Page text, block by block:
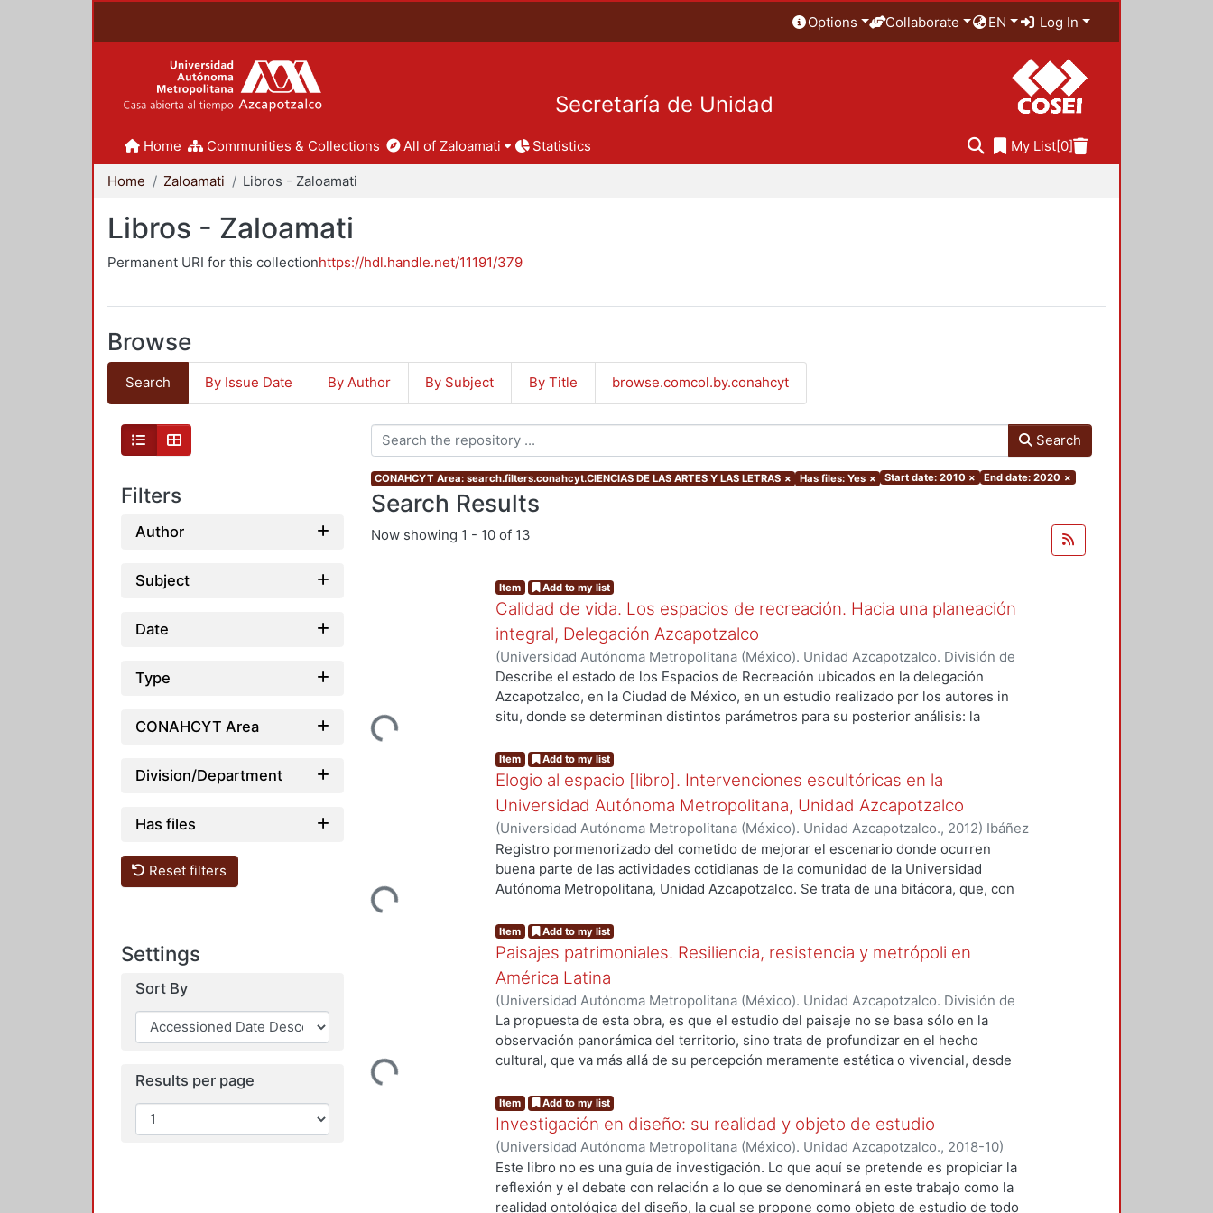
Options Collaborate EN Log In
Secretaría de Unidad
Home Communities & Collections All of Zaloamati Statistics My List[0]
Home Zaloamati Libros - Zaloamati
Libros - Zaloamati
Permanent URI for this collectionhttps://hdl.handle.net/11191/379
Browse
Search By Issue Date By Author By Subject By Title browse.comcol.by.conahcyt
Filters
Author
Subject
Date
Type
CONAHCYT Area
Division/Department
Has files
Reset filters
Settings
Sort By
Results per page
Search
CONAHCYT Area: search.filters.conahcyt.CIENCIAS DE LAS ARTES Y LAS LETRAS × Has files: Yes × Start date: 2010 × End date: 2020 ×
Search Results
Now showing 1 - 10 of 13
Loading...
Item Add to my list
Calidad de vida. Los espacios de recreación. Hacia una planeación
integral, Delegación Azcapotzalco
(Universidad Autónoma Metropolitana (México). Unidad Azcapotzalco. División de
Ciencias y Artes para el Diseño.,2010)Rodríguez García, Humberto;Sandoval
Martiñón, María de Lourdes
Describe el estado de los Espacios de Recreación ubicados en la delegación
Azcapotzalco, en la Ciudad de México, en un estudio realizado por los autores in
situ, donde se determinan distintos parámetros para su posterior análisis: la
Mental, así como datos desagregados por habitante: según la edad, tiempo de uso
–cotidiano o de fin de semana– y su relación con las condiciones de localización y
de operación dentro del tejido urbano. Estos índices se vinculan con los conceptos
vertebrales del trabajo: determinan uno de los parámetros con los que se puede
definir la Calidad de vida de la población, y arrojan posibles alternativas para su
mejora, a través de una planeación integral de los espacios recreativos.
Loading...
Item Add to my list
Elogio al espacio [libro]. Intervenciones escultóricas en la
Universidad Autónoma Metropolitana, Unidad Azcapotzalco
(Universidad Autónoma Metropolitana (México). Unidad Azcapotzalco., 2012) Ibáñez
Villalobos, Paloma;Gold, Bela;Sainz, Luis Ignacio;Álvarez del Castillo, Juan
Registro pormenorizado del cometido de mejorar el escenario donde ocurren
buena parte de las actividades cotidianas de la comunidad de la Universidad
Autónoma Metropolitana, Unidad Azcapotzalco. Se trata de una bitácora, que, con
en identificar los quince lugares susceptibles de recibir estructuras
tridimensionales.
Loading...
Item Add to my list
Paisajes patrimoniales. Resiliencia, resistencia y metrópoli en
América Latina
(Universidad Autónoma Metropolitana (México). Unidad Azcapotzalco. División de
Ciencias y Artes para el Diseño. Departamento del Medio Ambiente. Área de
Investigación Arquitectura de Paisaje., 2020)Alonso-Navarrete, Armando;
Castellanos Arenas, Mariano;Velázquez García, Mario Alberto; Clausen, Helene
Artasu, Martín Manuel
Osorio, Ariadna Deni ;Flores Lozano, Eunise Sarai;Moreno Pantoja, Carlos
Elorza, Serafín
Martínez Hernández, Javier ; Mustieles Granell, Francisco;Gilarranz
Runge, Carmela
Rivera Juárez, Frida Itzel ;Ríos Martínez, Alicia
La propuesta de esta obra, es que el estudio del paisaje no se basa sólo en la
observación panorámica del territorio, sino trata de profundizar en el hecho
cultural, que va más allá de su percepción meramente estética o vivencial, desde
entorno. Para ello el investigador necesita desentrañar las narrativas en las que se
envuelven los actores en los escenarios territoriales, lo cual implica generar una
visión crítica de cómo un paisaje patrimonial ha sido imaginado y constituido. Es
con esta mirada que cuestionamos la conformación de los territorios, ya que el
objetivo es asumir posturas y preguntarnos ¿existen paisajes resilientes? ¿Cómo
reconocer paisajes en resistencia? ¿Cuál es el paisaje que queremos dejar a las
Item Add to my list
Investigación en diseño: su realidad y objeto de estudio
(Universidad Autónoma Metropolitana (México). Unidad Azcapotzalco., 2018-10)
Herrera Batista, Miguel Ángel
Este libro no es una guía de investigación. Lo que aquí se pretende es propiciar la
reflexión y el debate con relación a lo que se denominará en este trabajo como la
realidad ontológica del diseño, la cual se propone como objeto de estudio de todo